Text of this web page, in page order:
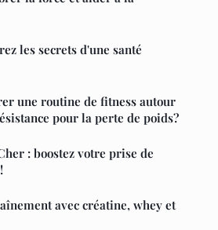
les secrets d'une santé
une routine de fitness autour
pour la perte de poids?
: boostez votre prise de
avec créatine, whey et